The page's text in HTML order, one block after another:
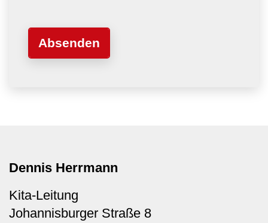
Dennis Herrmann
Kita-Leitung
Johannisburger Straße 8